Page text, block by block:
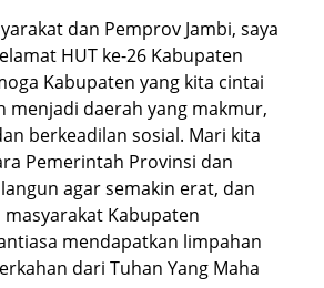
dan Pemprov Jambi, saya
HUT ke-26 Kabupaten
Kabupaten yang kita cintai
menjadi daerah yang makmur,
berkeadilan sosial. Mari kita
Pemerintah Provinsi dan
agar semakin erat, dan
Kabupaten
mendapatkan limpahan
dari Tuhan Yang Maha